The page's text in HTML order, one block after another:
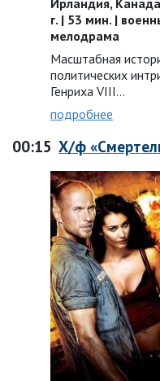
Ирландия,
г. | 53 мин. |
мелодрама
Масштабная
политических
Генриха VIII…
подробнее
00:15 Х/ф